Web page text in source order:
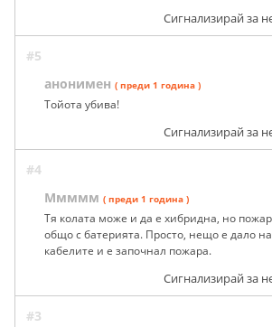
Сигнализирай за
#5
анонимен ( преди 1 година )
Тойота убива!
Сигнализирай за
#4
Ммммм ( преди 1 година )
Тя колата може и да е хибридна, но
общо с батерията. Просто, нещо е дало
кабелите и е започнал пожара.
Сигнализирай за
#3